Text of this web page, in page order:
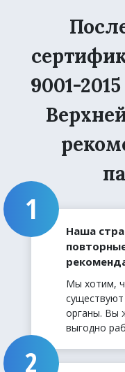
9001-
Наша
Мы хотим,
органы. Вы
выгодно